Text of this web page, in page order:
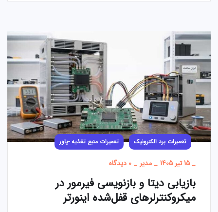
تعمیرات برد الکترونیک تعمیرات منبع تغذیه -پاور
_15 تیر 1405 _ مدیر _ 0 دیدگاه
بازیابی دیتا و بازنویسی فیرمور در
میکروکنترلرهای قفل‌شده اینورتر